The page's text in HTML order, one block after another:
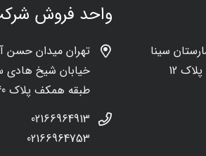
سینا
واحد فروش
تهران میدان حسن
خیابان شیخ هادی
طبقه همکف پلاک 40
02166964913
02166964753